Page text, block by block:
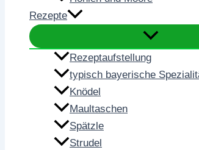
Rezepte
Rezeptaufstellung
typisch bayerische
Knödel
Maultaschen
Spätzle
Strudel